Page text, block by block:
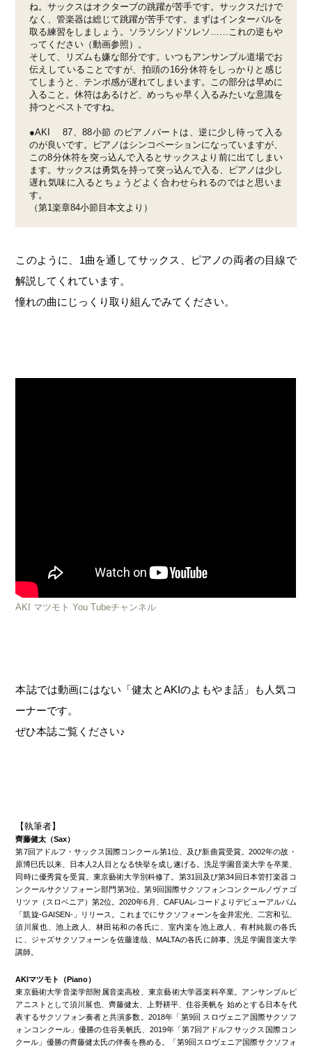
ね。サックスはオクターブの跳躍が苦手です。サックスだけで
なく、管楽器は総じて跳躍が苦手です。まずはインターバルを
取る練習をしましょう。ソラソシソドソレソ……これの逆もや
ってください（動画参照）。
そして、リズムも嫌な部分です。いつもアンサンブル道場でお
伝えしていることですが、拍頭の16分休符をしっかりと感じ
てしまうと、テンポ感が遅れてしまいます。この部分は早めに
入ること。休符はあるけど、めっちゃ早く入るみたいな意識を
持つとベストですね。
●AKI 87、88小節 のピアノパートは、逆に少し待って入る
のが良いです。ピアノはシンコペーションになっていますが、
この8分休符を突っ込んで入るとサックスより前に出てしまい
ます。サックスは勇気を持って突っ込んで入る、ピアノは少し
遅れ気味に入るとちょうどよく合わせられるのではと思いま
す。
（第1楽章84小節目本文より）
このように、1曲を通してサックス、ピアノの両者の目線で
解説してくれています。
憧れの曲にじっくり取り組んでみてください。
AKI マツモト You Tubeチャンネル
本誌では動画にはない「健太とAKIのよもやま話」も人気コ
ーナーです。
ぜひ本誌ご覧ください♪
【執筆者】
齊藤健太（Sax）
第7回アドルフ・サックス国際コンクール第1位、及び新曲賞受賞。2002年の故・
原博巳氏以来、日本人2人目となる快挙を成し遂げる。洗足学園音楽大学を卒業、
同時に優秀賞を受賞。東京藝術大学別科修了。第31回及び第34回日本管打楽器コ
ンクールサクソフォーン部門第3位。第9回国際サクソフォンコンクールノヴァゴ
リツァ（スロベニア）第2位。2020年6月、CAFUAレコードよりデビューアルバム
「凱旋-GAISEN-」リリース。これまでにサクソフォーンを金井宏光、二宮和弘、
須川展也、池上政人、林田祐和の各氏に、室内楽を池上政人、有村純親の各氏
に、ジャズサクソフォーンを佐藤達哉、MALTAの各氏に師事。洗足学園音楽大学
講師。
AKIマツモト（Piano）
東京藝術大学音楽学部附属音楽高校、東京藝術大学器楽科卒業。アンサンブルピ
アニストとして須川展也、齊藤健太、上野耕平、住谷美帆を 始めとする日本を代
表するサクソフォン奏者と共演多数。2018年「第9回 スロヴェニア国際サクソフ
ォンコンクール」優勝の住谷美帆氏、2019年「第7回アドルフサックス国際コン
クール」優勝の齊藤健太氏の伴奏を務める。「第9回スロヴェニア国際サクソフォ